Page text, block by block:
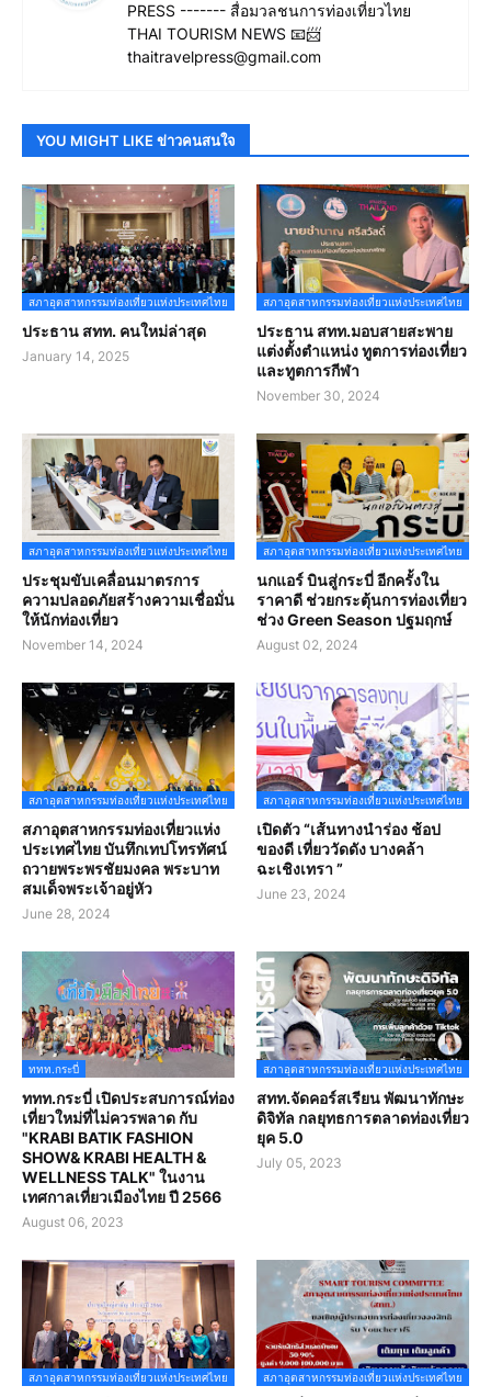
PRESS ------- สื่อมวลชนการท่องเที่ยวไทย
THAI TOURISM NEWS 📧📨
thaitravelpress@gmail.com
YOU MIGHT LIKE ข่าวคนสนใจ
สภาอุตสาหกรรมท่องเที่ยวแห่งประเทศไทย
ประธาน สทท. คนใหม่ล่าสุด
January 14, 2025
สภาอุตสาหกรรมท่องเที่ยวแห่งประเทศไทย
ประธาน สทท.มอบสายสะพาย
แต่งตั้งตำแหน่ง ทูตการท่องเที่ยว
และทูตการกีฬา
November 30, 2024
สภาอุตสาหกรรมท่องเที่ยวแห่งประเทศไทย
ประชุมขับเคลื่อนมาตรการ
ความปลอดภัยสร้างความเชื่อมั่น
ให้นักท่องเที่ยว
November 14, 2024
สภาอุตสาหกรรมท่องเที่ยวแห่งประเทศไทย
นกแอร์ บินสู่กระบี่ อีกครั้งใน
ราคาดี ช่วยกระตุ้นการท่องเที่ยว
ช่วง Green Season ปฐมฤกษ์
August 02, 2024
สภาอุตสาหกรรมท่องเที่ยวแห่งประเทศไทย
สภาอุตสาหกรรมท่องเที่ยวแห่ง
ประเทศไทย บันทึกเทปโทรทัศน์
ถวายพระพรชัยมงคล พระบาท
สมเด็จพระเจ้าอยู่หัว
June 28, 2024
สภาอุตสาหกรรมท่องเที่ยวแห่งประเทศไทย
เปิดตัว “เส้นทางนำร่อง ช้อป
ของดี เที่ยววัดดัง บางคล้า
ฉะเชิงเทรา ”
June 23, 2024
ททท.กระบี่
ททท.กระบี่ เปิดประสบการณ์ท่อง
เที่ยวใหม่ที่ไม่ควรพลาด กับ
"KRABI BATIK FASHION
SHOW& KRABI HEALTH &
WELLNESS TALK" ในงาน
เทศกาลเที่ยวเมืองไทย ปี 2566
August 06, 2023
สภาอุตสาหกรรมท่องเที่ยวแห่งประเทศไทย
สทท.จัดคอร์สเรียน พัฒนาทักษะ
ดิจิทัล กลยุทธการตลาดท่องเที่ยว
ยุค 5.0
July 05, 2023
สภาอุตสาหกรรมท่องเที่ยวแห่งประเทศไทย สภาอุตสาหกรรมท่องเที่ยวแห่งประเทศไทย